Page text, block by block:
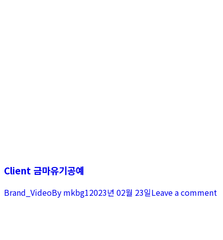
Client 금마유기공예
Brand_VideoBy mkbg12023년 02월 23일Leave a comment